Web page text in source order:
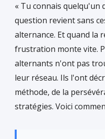
« Tu connais quelqu'un
question revient sans
alternance. Et quand la
frustration monte vite.
alternants n'ont pas
leur réseau. Ils l'ont
méthode, de la
stratégies. Voici